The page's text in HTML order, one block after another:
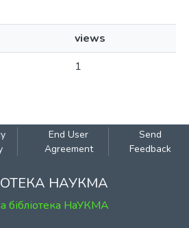
views
1
End User
Agreement
Send
Feedback
НАУКМА
бібліотека НаУКМА